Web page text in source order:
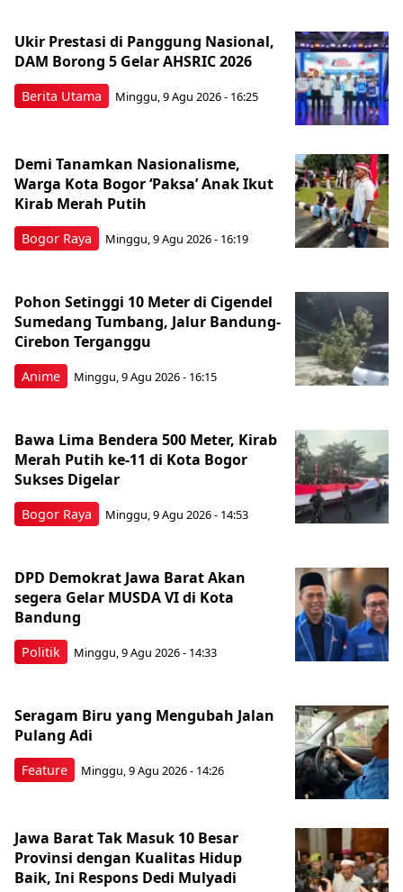
Berita Utama
Ukir Prestasi di Panggung Nasional,
DAM Borong 5 Gelar AHSRIC 2026
Minggu, 9 Agu 2026 - 16:25
Bogor Raya
Demi Tanamkan Nasionalisme,
Warga Kota Bogor ‘Paksa’ Anak Ikut
Kirab Merah Putih
Minggu, 9 Agu 2026 - 16:19
Anime
Pohon Setinggi 10 Meter di Cigendel
Sumedang Tumbang, Jalur Bandung-
Cirebon Terganggu
Minggu, 9 Agu 2026 - 16:15
Bogor Raya
Bawa Lima Bendera 500 Meter, Kirab
Merah Putih ke-11 di Kota Bogor
Sukses Digelar
Minggu, 9 Agu 2026 - 14:53
Politik
DPD Demokrat Jawa Barat Akan
segera Gelar MUSDA VI di Kota
Bandung
Minggu, 9 Agu 2026 - 14:33
Feature
Seragam Biru yang Mengubah Jalan
Pulang Adi
Minggu, 9 Agu 2026 - 14:26
Jawa Barat Tak Masuk 10 Besar
Provinsi dengan Kualitas Hidup
Baik, Ini Respons Dedi Mulyadi